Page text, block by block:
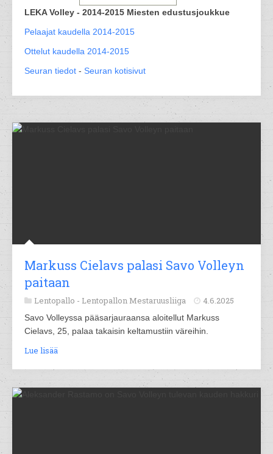
LEKA Volley - 2014-2015 Miesten edustusjoukkue
Pelaajat kaudella 2014-2015
Ottelut kaudella 2014-2015
Seuran tiedot - Seuran kotisivut
Markuss Cielavs palasi Savo Volleyn
paitaan
Lentopallo - Lentopallon Mestaruusliiga 4.6.2025
Savo Volleyssa pääsarjauraansa aloitellut Markuss
Cielavs, 25, palaa takaisin keltamustiin väreihin.
Lue lisää